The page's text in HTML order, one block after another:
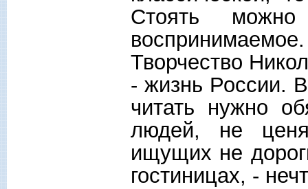
Стоять можно
Творчество
- жизнь России.
читать нужно
людей, не
ищущих не
гостиницах, -